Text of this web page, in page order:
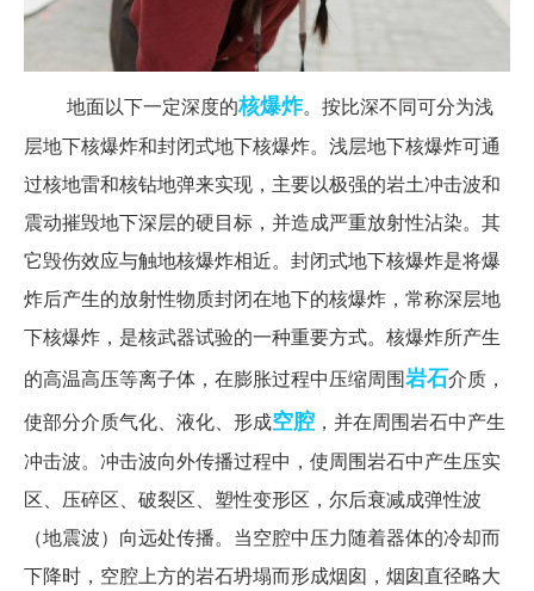
地面以下一定深度的核爆炸。按比深不同可分为浅
层地下核爆炸和封闭式地下核爆炸。浅层地下核爆炸可通
过核地雷和核钻地弹来实现，主要以极强的岩土冲击波和
震动摧毁地下深层的硬目标，并造成严重放射性沾染。其
它毁伤效应与触地核爆炸相近。封闭式地下核爆炸是将爆
炸后产生的放射性物质封闭在地下的核爆炸，常称深层地
下核爆炸，是核武器试验的一种重要方式。核爆炸所产生
的高温高压等离子体，在膨胀过程中压缩周围岩石介质，
使部分介质气化、液化、形成空腔 ，并在周围岩石中产生
冲击波。冲击波向外传播过程中，使周围岩石中产生压实
区、压碎区、破裂区、塑性变形区，尔后衰减成弹性波
（地震波）向远处传播。当空腔中压力随着器体的冷却而
下降时，空腔上方的岩石坍塌而形成烟囱，烟囱直径略大